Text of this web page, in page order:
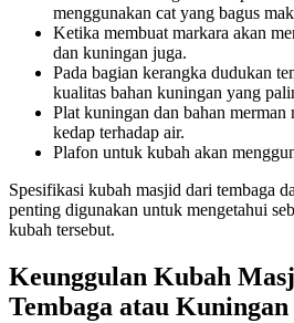
menggunakan cat yang bagus
Ketika membuat markara akan
dan kuningan juga.
Pada bagian kerangka dudukan
kualitas bahan kuningan yang
Plat kuningan dan bahan merman
kedap terhadap air.
Plafon untuk kubah akan
Spesifikasi kubah masjid dari tembaga
penting digunakan untuk mengetahui
kubah tersebut.
Keunggulan Kubah
Tembaga atau Kuningan